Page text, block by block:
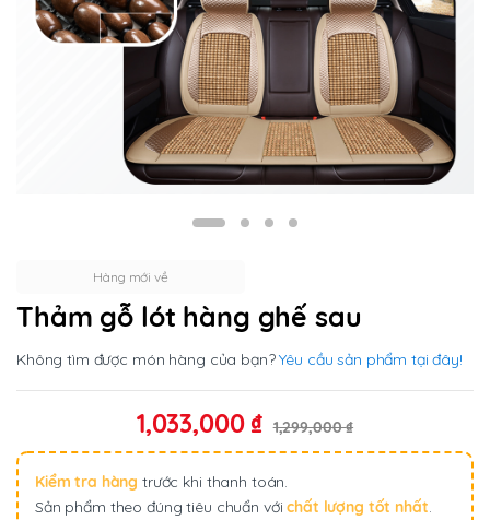
Hàng mới về
Thảm gỗ lót hàng ghế sau
Không tìm được món hàng của bạn?Yêu cầu sản phẩm tại đây!
1,033,000 ₫ 1,299,000₫
Kiểm tra hàng trước khi thanh toán.
Sản phẩm theo đúng tiêu chuẩn vớichất lượng tốt nhất.